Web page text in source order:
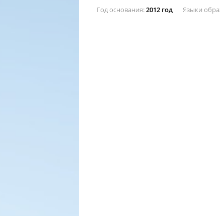
Год основания 2012 год Языки